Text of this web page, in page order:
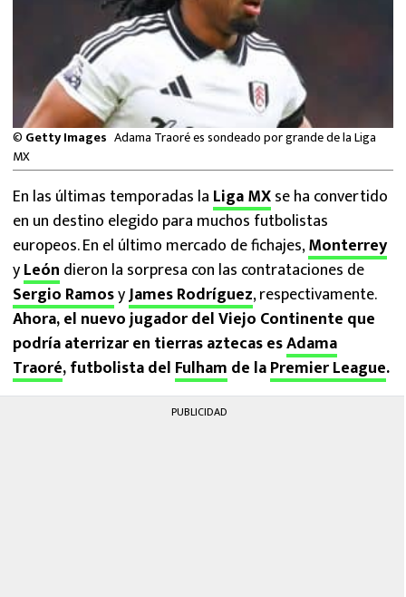
© Getty Images Adama Traoré es sondeado por grande de la Liga
MX
En las últimas temporadas la Liga MXse ha convertido
en un destino elegido para muchos futbolistas
europeos. En el último mercado de fichajes,Monterrey
yLeón dieron la sorpresa con las contrataciones de
Sergio RamosyJames Rodríguez, respectivamente.
Ahora, el nuevo jugador del Viejo Continente que
podría aterrizar en tierras aztecas esAdama
Traoré, futbolista del Fulham de laPremier League.
PUBLICIDAD